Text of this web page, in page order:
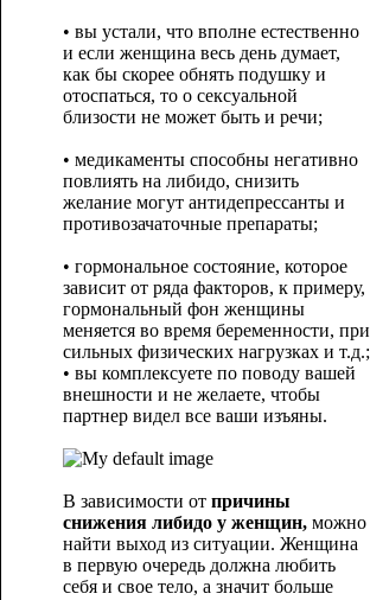
• вы устали, что вполне естественно
и если женщина весь день думает,
как бы скорее обнять подушку и
отоспаться, то о сексуальной
близости не может быть и речи;
• медикаменты способны негативно
повлиять на либидо, снизить
желание могут антидепрессанты и
противозачаточные препараты;
• гормональное состояние, которое
зависит от ряда факторов, к примеру,
гормональный фон женщины
меняется во время беременности, при
сильных физических нагрузках и т.д.;
• вы комплексуете по поводу вашей
внешности и не желаете, чтобы
партнер видел все ваши изъяны.
В зависимости от причины
снижения либидо у женщин,можно
найти выход из ситуации. Женщина
в первую очередь должна любить
себя и свое тело, а значит больше